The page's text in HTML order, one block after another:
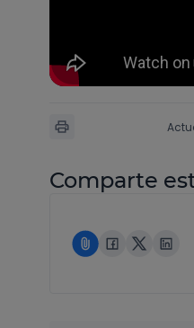
Comparte